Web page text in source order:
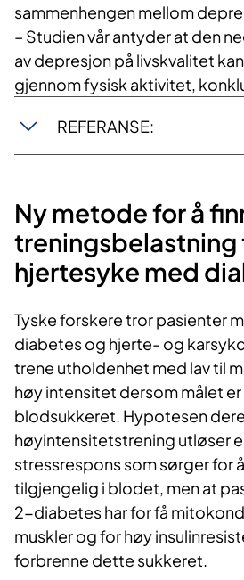
sammenhengen mellom
– Studien vår antyder at den
av depresjon på livskvalitet
gjennom fysisk aktivitet,
REFERANSE:
Ny metode for å
treningsbelastning
hjertesyke med
Tyske forskere tror pasienter
diabetes og hjerte- og
trene utholdenhet med lav til
høy intensitet dersom målet er
blodsukkeret. Hypotesen
høyintensitetstrening utløser
stressrespons som sørger for
tilgjengelig i blodet, men at
2-diabetes har for få
muskler og for høy
forbrenne dette sukkeret.